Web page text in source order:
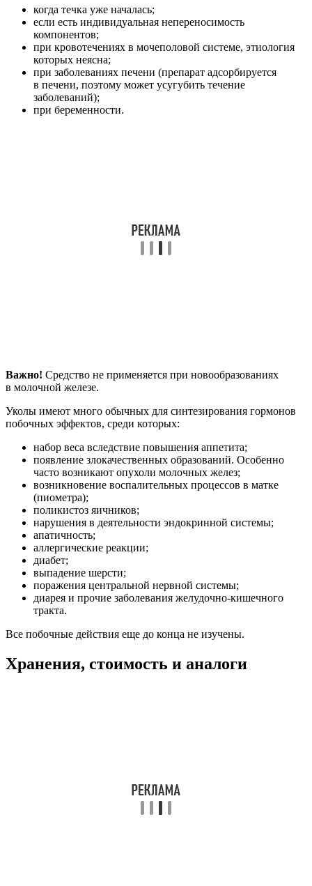
когда течка уже началась;
если есть индивидуальная непереносимость
компонентов;
при кровотечениях в мочеполовой системе, этиология
которых неясна;
при заболеваниях печени (препарат адсорбируется
в печени, поэтому может усугубить течение
заболеваний);
при беременности.
Важно! Средство не применяется при новообразованиях
в молочной железе.
Уколы имеют много обычных для синтезирования гормонов
побочных эффектов, среди которых:
набор веса вследствие повышения аппетита;
появление злокачественных образований. Особенно
часто возникают опухоли молочных желез;
возникновение воспалительных процессов в матке
(пиометра);
поликистоз яичников;
нарушения в деятельности эндокринной системы;
апатичность;
аллергические реакции;
диабет;
выпадение шерсти;
поражения центральной нервной системы;
диарея и прочие заболевания желудочно-кишечного
тракта.
Все побочные действия еще до конца не изучены.
Хранения, стоимость и аналоги